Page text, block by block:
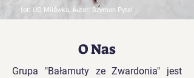
fot: UG Milówka, Autor: Szymon Pytel
O Nas
Grupa "Bałamuty ze Zwardonia" jest